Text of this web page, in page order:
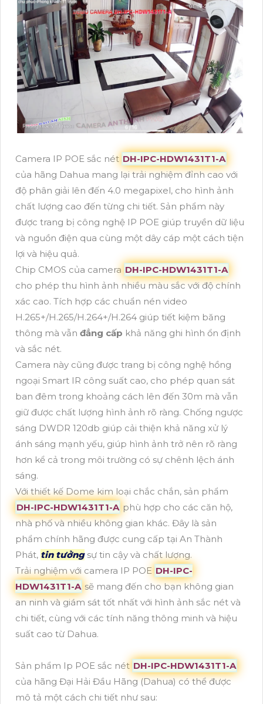
Camera IP POE sắc nét DH-IPC-HDW1431T1-A
của hãng Dahua mang lại trải nghiệm đỉnh cao với
độ phân giải lên đến 4.0 megapixel, cho hình ảnh
chất lượng cao đến từng chi tiết. Sản phẩm này
được trang bị công nghệ IP POE giúp truyền dữ liệu
và nguồn điện qua cùng một dây cáp một cách tiện
lợi và hiệu quả.
Chip CMOS của camera DH-IPC-HDW1431T1-A
cho phép thu hình ảnh nhiều màu sắc với độ chính
xác cao. Tích hợp các chuẩn nén video
H.265+/H.265/H.264+/H.264 giúp tiết kiệm băng
thông mà vẫn đẳng cấp khả năng ghi hình ổn định
và sắc nét.
Camera này cũng được trang bị công nghệ hồng
ngoại Smart IR công suất cao, cho phép quan sát
ban đêm trong khoảng cách lên đến 30m mà vẫn
giữ được chất lượng hình ảnh rõ ràng. Chống ngược
sáng DWDR 120db giúp cải thiện khả năng xử lý
ánh sáng mạnh yếu, giúp hình ảnh trở nên rõ ràng
hơn kể cả trong môi trường có sự chênh lệch ánh
sáng.
Với thiết kế Dome kim loại chắc chắn, sản phẩm
DH-IPC-HDW1431T1-A phù hợp cho các căn hộ,
nhà phố và nhiều không gian khác. Đây là sản
phẩm chính hãng được cung cấp tại An Thành
Phát, tin tưởngsự tin cậy và chất lượng.
Trải nghiệm với camera IP POE DH-IPC-
HDW1431T1-A sẽ mang đến cho bạn không gian
an ninh và giám sát tốt nhất với hình ảnh sắc nét và
chi tiết, cùng với các tính năng thông minh và hiệu
suất cao từ Dahua.
Sản phẩm Ip POE sắc nét DH-IPC-HDW1431T1-A
của hãng Đại Hải Đầu Hãng (Dahua) có thể được
mô tả một cách chi tiết như sau: